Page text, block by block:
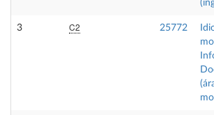
3 C2 25772